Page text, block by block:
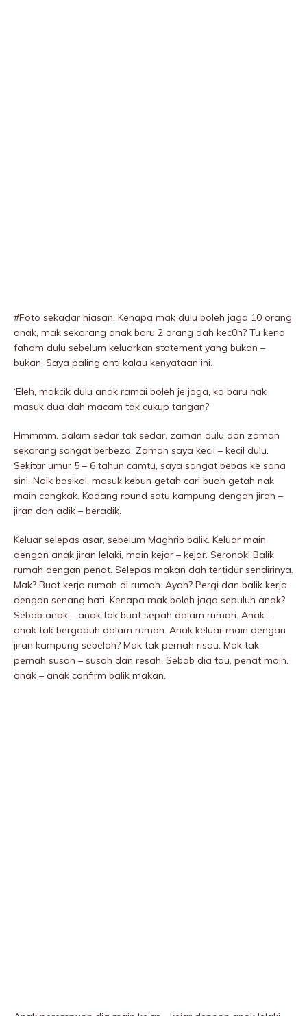
#Foto sekadar hiasan. Kenapa mak dulu boleh jaga 10 orang
anak, mak sekarang anak baru 2 orang dah kec0h? Tu kena
faham dulu sebelum keluarkan statement yang bukan –
bukan. Saya paling anti kalau kenyataan ini.
‘Eleh, makcik dulu anak ramai boleh je jaga, ko baru nak
masuk dua dah macam tak cukup tangan?’
Hmmmm, dalam sedar tak sedar, zaman dulu dan zaman
sekarang sangat berbeza. Zaman saya kecil – kecil dulu.
Sekitar umur 5 – 6 tahun camtu, saya sangat bebas ke sana
sini. Naik basikal, masuk kebun getah cari buah getah nak
main congkak. Kadang round satu kampung dengan jiran –
jiran dan adik – beradik.
Keluar selepas asar, sebelum Maghrib balik. Keluar main
dengan anak jiran lelaki, main kejar – kejar. Seronok! Balik
rumah dengan penat. Selepas makan dah tertidur sendirinya.
Mak? Buat kerja rumah di rumah. Ayah? Pergi dan balik kerja
dengan senang hati. Kenapa mak boleh jaga sepuluh anak?
Sebab anak – anak tak buat sepah dalam rumah. Anak –
anak tak bergaduh dalam rumah. Anak keluar main dengan
jiran kampung sebeIah? Mak tak pernah risau. Mak tak
pernah susah – susah dan resah. Sebab dia tau, penat main,
anak – anak confirm balik makan.